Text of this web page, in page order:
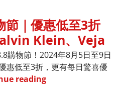
節｜優惠低至3折
Klein、Veja
購物節！2024年8月5日至9日
惠低至3折，更有每日驚喜優
readingZALORA 8.8購物節